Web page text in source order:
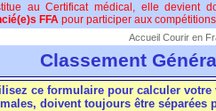
au Certificat médical, elle devient
FFA pour participer aux
Accueil Courir en
Classement
ce formulaire pour calculer votre
doivent toujours être séparées